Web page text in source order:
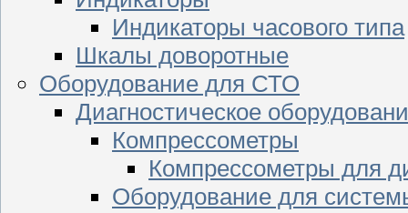
Индикаторы часового типа
Шкалы доворотные
Оборудование для СТО
Диагностическое
Компрессометры
Компрессометры для
Оборудование для